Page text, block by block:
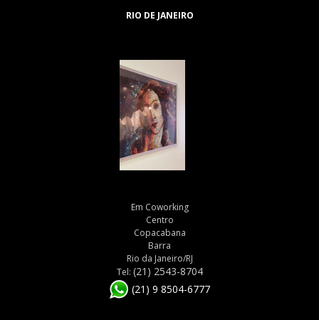
RIO DE JANEIRO
Em Coworking
Centro
Copacabana
Barra
Rio da Janeiro/RJ
Tel: (21) 2543-8704
(21) 9 8504-6777